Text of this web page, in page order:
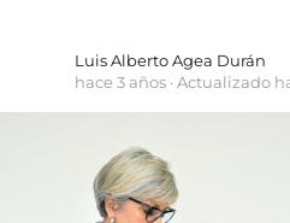
Luis Alberto Agea Durán
hace 3 años · Actualizado